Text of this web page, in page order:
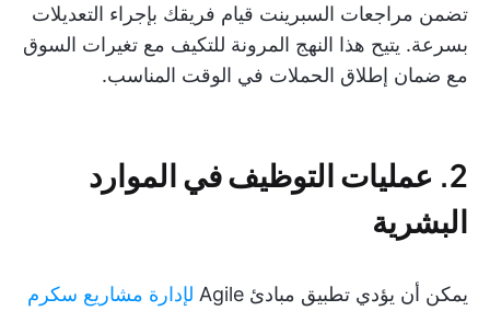
تضمن مراجعات السبرينت قيام فريقك بإجراء التعديلات
بسرعة. يتيح هذا النهج المرونة للتكيف مع تغيرات السوق
مع ضمان إطلاق الحملات في الوقت المناسب.
2. عمليات التوظيف في الموارد
البشرية
يمكن أن يؤدي تطبيق مبادئ Agile
لإدارة مشاريع سكرم